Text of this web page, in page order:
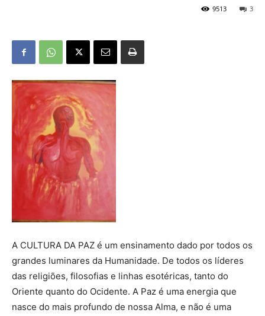
3
9513
A CULTURA DA PAZ é um ensinamento dado por todos os
grandes luminares da Humanidade. De todos os líderes
das religiões, filosofias e linhas esotéricas, tanto do
Oriente quanto do Ocidente. A Paz é uma energia que
nasce do mais profundo de nossa Alma, e não é uma